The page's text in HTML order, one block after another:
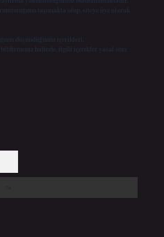
taşımakta olup, siteye üye olarak
düşündüğünüz içerikleri,
bildirmeniz halinde, ilgili içerikler yasal süre